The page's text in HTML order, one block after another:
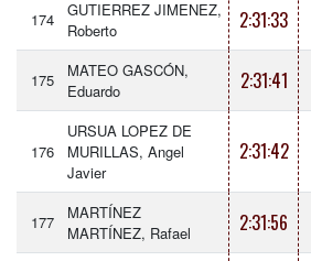
174
GUTIERREZ JIMENEZ,
Roberto
2:31:33
175
MATEO GASCÓN,
Eduardo
2:31:41
176
URSUA LOPEZ DE
MURILLAS, Angel
Javier
2:31:42
177
MARTÍNEZ
MARTÍNEZ, Rafael
2:31:56